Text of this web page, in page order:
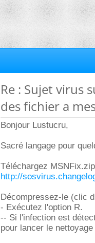
Re : Sujet virus
des fichier a
Bonjour Lustucru,
Sacré langage pour
Téléchargez
http://
Décompressez-le (clic
- Exécutez l'option R.
-- Si l'infection est
pour lancer le nettoyage